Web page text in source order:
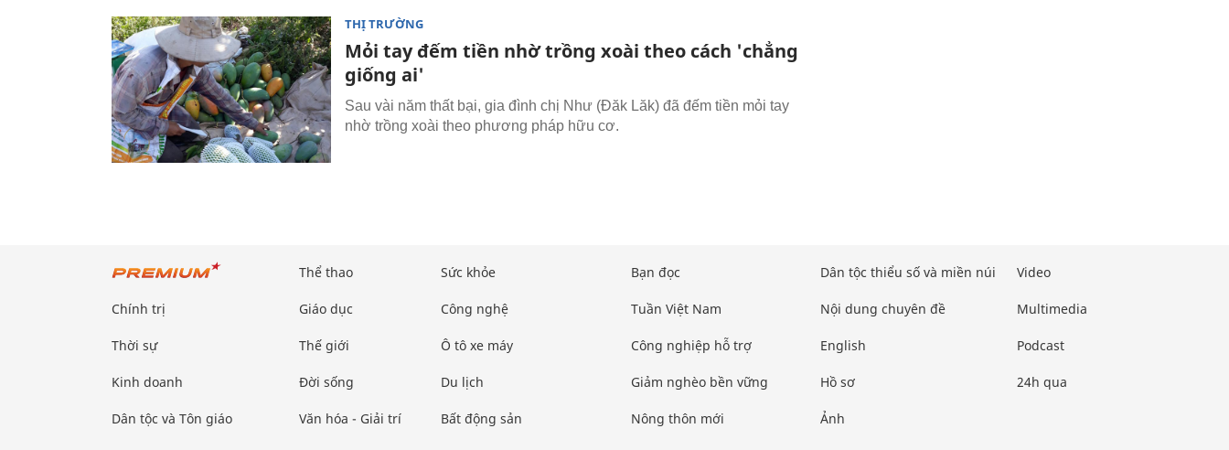
THỊ TRƯỜNG
Mỏi tay đếm tiền nhờ trồng xoài theo cách 'chẳng
giống ai'
Sau vài năm thất bại, gia đình chị Như (Đăk Lăk) đã đếm tiền mỏi tay
nhờ trồng xoài theo phương pháp hữu cơ.
Chính trị
Thời sự
Kinh doanh
Dân tộc và Tôn giáo
Thể thao
Giáo dục
Thế giới
Đời sống
Văn hóa - Giải trí
Sức khỏe
Công nghệ
Ô tô xe máy
Du lịch
Bất động sản
Bạn đọc
Tuần Việt Nam
Công nghiệp hỗ trợ
Giảm nghèo bền vững
Nông thôn mới
Dân tộc thiểu số và miền núi
Nội dung chuyên đề
English
Hồ sơ
Ảnh
Video
Multimedia
Podcast
24h qua